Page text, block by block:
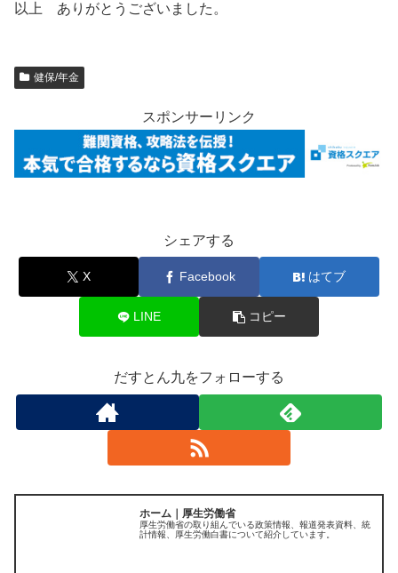
以上 ありがとうございました。
健保/年金
スポンサーリンク
シェアする
X Facebook はてブ
LINE コピー
だすとん九をフォローする
ホーム｜厚生労働省
厚生労働省の取り組んでいる政策情報、報道発表資料、統
計情報、厚生労働白書について紹介しています。